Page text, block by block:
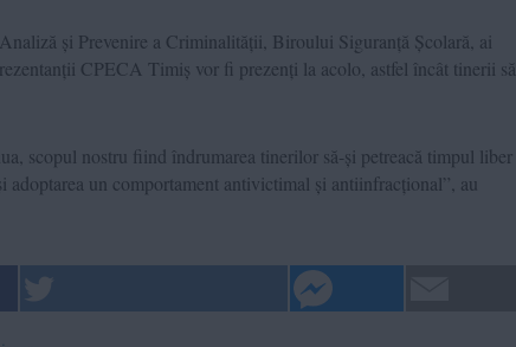
și Prevenire a Criminalității, Biroului Siguranță Școlară, ai
CPECA Timiș vor fi prezenți la acolo, astfel încât tinerii să
scopul nostru fiind îndrumarea tinerilor să-și petreacă timpul liber
adoptarea un comportament antivictimal și antiinfracțional”, au